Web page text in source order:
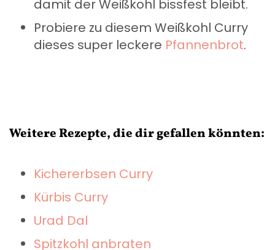
damit der Weißkohl bissfest bleibt.
Probiere zu diesem Weißkohl Curry
dieses super leckere Pfannenbrot.
Weitere Rezepte, die dir gefallen könnten:
Kichererbsen Curry
Kürbis Curry
Urad Dal
Spitzkohl anbraten